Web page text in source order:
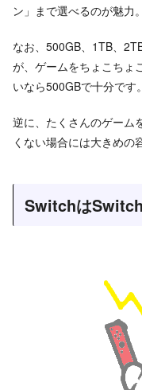
ン」まで選べるのが魅力。
なお、500GB、1TB、
が、ゲームをちょこちょ
いなら500GBで十分です。
逆に、たくさんのゲーム
くない場合には大きめの
Switchは